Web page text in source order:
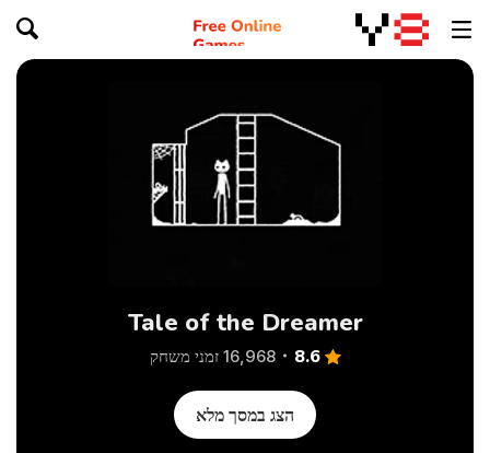
Tale of the Dreamer
8.6 16,968 זמני משחק
הצג במסך מלא